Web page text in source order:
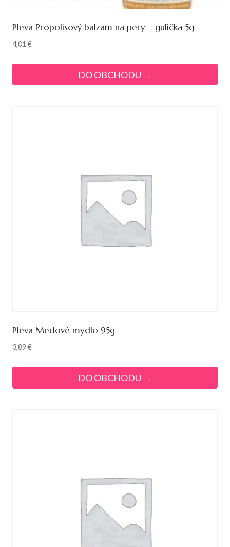
Pleva Propolisový balzam na pery – gulička 5g
4,01€
DO OBCHODU →
Pleva Medové mydlo 95g
3,89€
DO OBCHODU →